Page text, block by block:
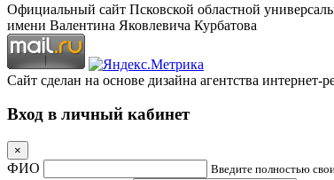
Официальный сайт Псковской областной
имени Валентина Яковлевича Курбатова
Сайт сделан на основе дизайна агентства интернет-
Вход в личный кабинет
×
ФИО Введите полностью